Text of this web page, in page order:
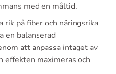
med en måltid.
rik på fiber och näringsrika
en balanserad
att anpassa intaget av
maximeras och